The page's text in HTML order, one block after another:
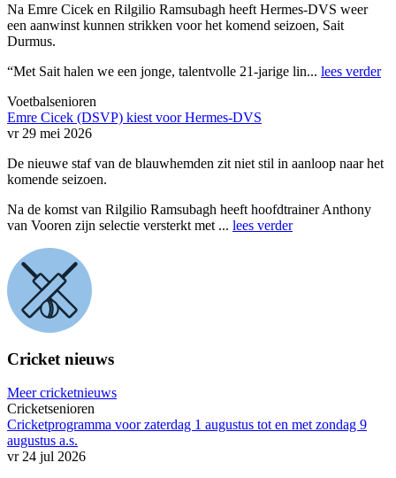
Na Emre Cicek en Rilgilio Ramsubagh heeft Hermes-DVS weer
een aanwinst kunnen strikken voor het komend seizoen, Sait
Durmus.
“Met Sait halen we een jonge, talentvolle 21-jarige lin... lees verder
Voetbalsenioren
Emre Cicek (DSVP) kiest voor Hermes-DVS
vr 29 mei 2026
De nieuwe staf van de blauwhemden zit niet stil in aanloop naar het
komende seizoen.
Na de komst van Rilgilio Ramsubagh heeft hoofdtrainer Anthony
van Vooren zijn selectie versterkt met ... lees verder
Cricket nieuws
Meer cricketnieuws
Cricketsenioren
Cricketprogramma voor zaterdag 1 augustus tot en met zondag 9
augustus a.s.
vr 24 jul 2026